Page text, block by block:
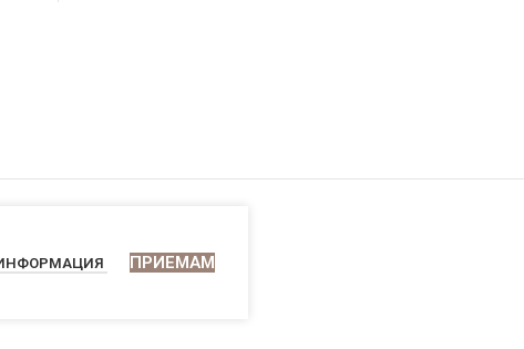
ПРИЕМАМ